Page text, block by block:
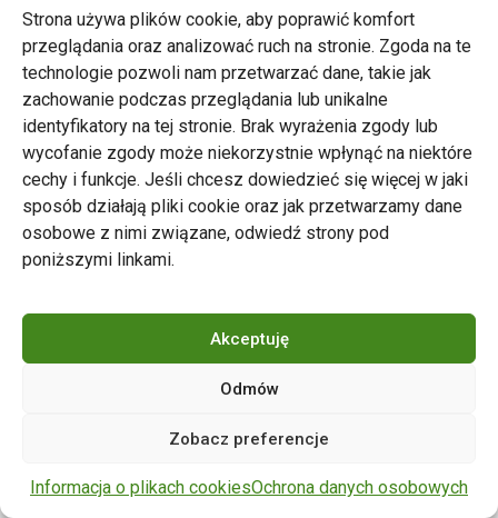
Strona używa plików cookie, aby poprawić komfort
przeglądania oraz analizować ruch na stronie. Zgoda na te
technologie pozwoli nam przetwarzać dane, takie jak
zachowanie podczas przeglądania lub unikalne
identyfikatory na tej stronie. Brak wyrażenia zgody lub
wycofanie zgody może niekorzystnie wpłynąć na niektóre
cechy i funkcje. Jeśli chcesz dowiedzieć się więcej w jaki
sposób działają pliki cookie oraz jak przetwarzamy dane
osobowe z nimi związane, odwiedź strony pod
poniższymi linkami.
Akceptuję
Odmów
Zobacz preferencje
Informacja o plikach cookiesOchrona danych osobowych
Zarząd Transportu Miejskiego w Poznaniu
Napisz do nas
tel. 61 646 33 44
ul. Matejki 59, 60-770 Poznań
zastrzeżone.